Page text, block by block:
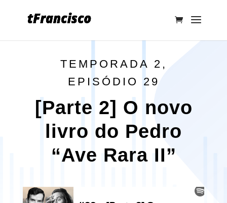
TEMPORADA 2,
EPISÓDIO 29
[Parte 2] O novo
livro do Pedro
“Ave Rara II”